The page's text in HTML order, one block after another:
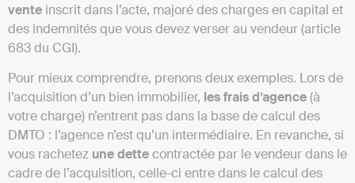
vente inscrit dans l’acte, majoré des charges en capital et
des indemnités que vous devez verser au vendeur (article
683 du CGI).
Pour mieux comprendre, prenons deux exemples. Lors de
l’acquisition d’un bien immobilier, les frais d’agence(à
votre charge) n’entrent pas dans la base de calcul des
DMTO : l’agence n’est qu’un intermédiaire. En revanche, si
vous rachetez une dettecontractée par le vendeur dans le
cadre de l’acquisition, celle-ci entre dans le calcul des